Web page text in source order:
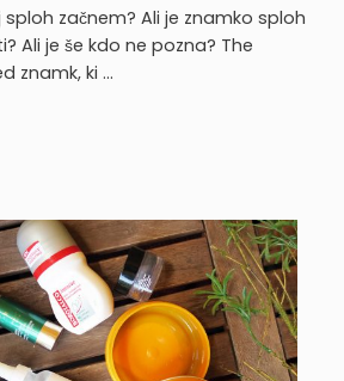
sploh začnem? Ali je znamko sploh
Ali je še kdo ne pozna? The
znamk, ki …